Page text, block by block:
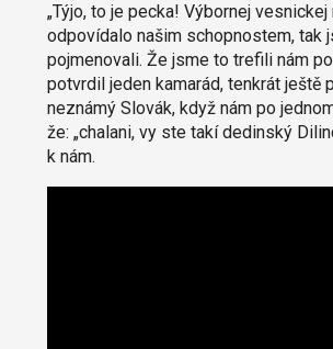
„Týjo, to je pecka! Výbornej vesnickej
odpovídalo našim schopnostem, tak
pojmenovali. Že jsme to trefili nám
potvrdil jeden kamarád, tenkrát ještě
neznámý Slovák, když nám po
že: „chalani, vy ste takí dedinský
k nám.